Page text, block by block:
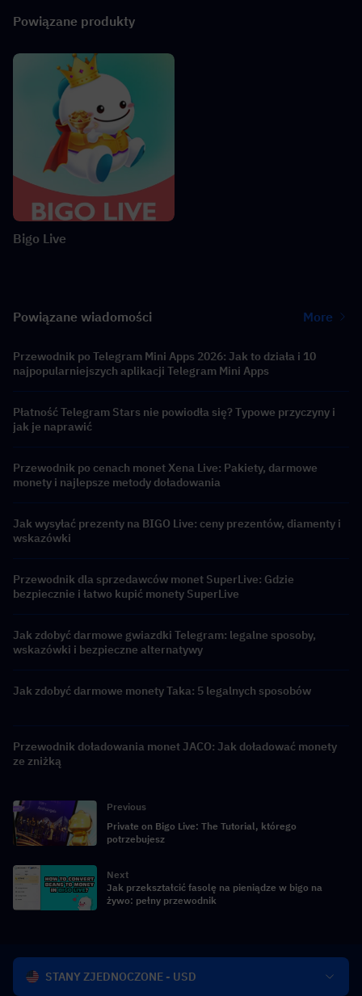
Powiązane produkty
Bigo Live
Powiązane wiadomości More
Przewodnik po Telegram Mini Apps 2026: Jak to działa i 10
najpopularniejszych aplikacji Telegram Mini Apps
Płatność Telegram Stars nie powiodła się? Typowe przyczyny i
jak je naprawić
Przewodnik po cenach monet Xena Live: Pakiety, darmowe
monety i najlepsze metody doładowania
Jak wysyłać prezenty na BIGO Live: ceny prezentów, diamenty i
wskazówki
Przewodnik dla sprzedawców monet SuperLive: Gdzie
bezpiecznie i łatwo kupić monety SuperLive
Jak zdobyć darmowe gwiazdki Telegram: legalne sposoby,
wskazówki i bezpieczne alternatywy
Jak zdobyć darmowe monety Taka: 5 legalnych sposobów
Przewodnik doładowania monet JACO: Jak doładować monety
ze zniżką
Previous
Private on Bigo Live: The Tutorial, którego
potrzebujesz
Next
Jak przekształcić fasolę na pieniądze w bigo na
żywo: pełny przewodnik
STANY ZJEDNOCZONE - USD